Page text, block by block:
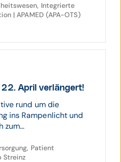
Integrierte
| APAMED (APA-OTS)
22. April ver­längert!
rund um die
ins Rampenlicht und
zum...
Patient
Streinz